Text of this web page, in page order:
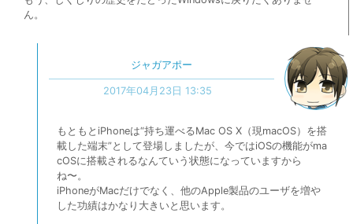
ん。
ジャガアポー
2017年04月23日 13:35
もともとiPhoneは“持ち運べるMac OS X（現macOS）を搭
載した端末”として登場しましたが、今ではiOSの機能がma
cOSに搭載されるなんていう状態になっていますから
ね〜。
iPhoneがMacだけでなく、他のApple製品のユーザを増や
した功績はかなり大きいと思います。